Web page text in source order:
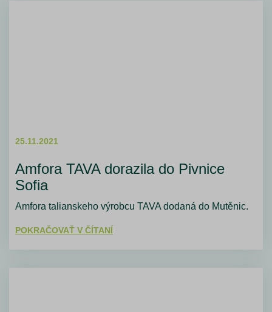
25.11.2021
Amfora TAVA dorazila do Pivnice
Sofia
Amfora talianskeho výrobcu TAVA dodaná do Mutěnic.
POKRAČOVAŤ V ČÍTANÍ